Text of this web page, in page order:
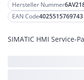
Hersteller Nummer
EAN Code4025515769743
SIMATIC HMI Service-